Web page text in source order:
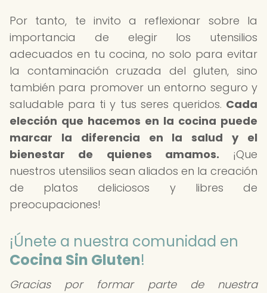
Por tanto, te invito a reflexionar sobre la
importancia de elegir los utensilios
adecuados en tu cocina, no solo para evitar
la contaminación cruzada del gluten, sino
también para promover un entorno seguro y
saludable para ti y tus seres queridos. Cada
elección que hacemos en la cocina puede
marcar la diferencia en la salud y el
bienestar de quienes amamos. ¡Que
nuestros utensilios sean aliados en la creación
de platos deliciosos y libres de
preocupaciones!
¡Únete a nuestra comunidad en
Cocina Sin Gluten!
Gracias por formar parte de nuestra